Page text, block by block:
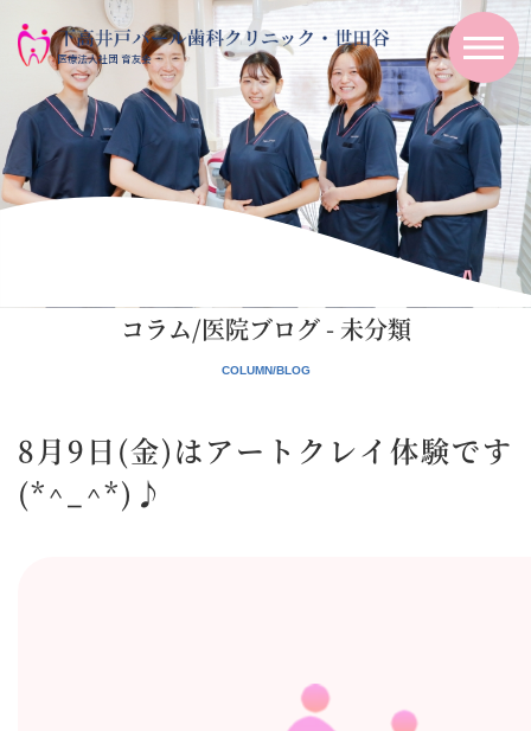
コラム/医院ブログ - 未分類
8月9日(金)はアートクレイ体験です
(*^_^*)♪